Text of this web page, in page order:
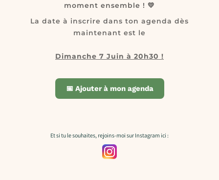
moment ensemble ! 💛
La date à inscrire dans ton agenda dès
maintenant est le
Dimanche 7 Juin à 20h30 !
📅 Ajouter à mon agenda
Et si tu le souhaites, rejoins-moi sur Instagram ici :